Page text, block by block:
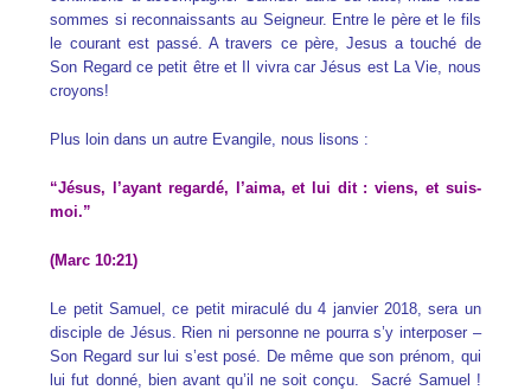
sommes si reconnaissants au Seigneur. Entre le père et le fils
le courant est passé. A travers ce père, Jesus a touché de
Son Regard ce petit être et Il vivra car Jésus est La Vie, nous
croyons!
Plus loin dans un autre Evangile, nous lisons :
“Jésus, l’ayant regardé, l’aima, et lui dit : viens, et suis-
moi.”
(Marc 10:21)
Le petit Samuel, ce petit miraculé du 4 janvier 2018, sera un
disciple de Jésus. Rien ni personne ne pourra s’y interposer –
Son Regard sur lui s’est posé. De même que son prénom, qui
lui fut donné, bien avant qu’il ne soit conçu. Sacré Samuel !